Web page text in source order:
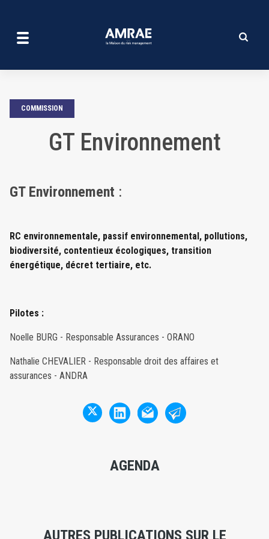
contenu
COMMISSION
GT Environnement
GT Environnement :
RC environnementale, passif environnemental, pollutions,
biodiversité, contentieux écologiques, transition
énergétique, décret tertiaire, etc.
Pilotes :
Noelle BURG - Responsable Assurances - ORANO
Nathalie CHEVALIER - Responsable droit des affaires et
assurances - ANDRA
AGENDA
AUTRES PUBLICATIONS SUR LE